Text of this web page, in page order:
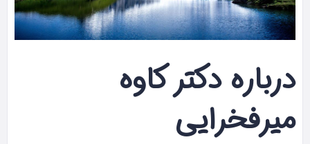
درباره دکتر کاوه
میرفخرایی